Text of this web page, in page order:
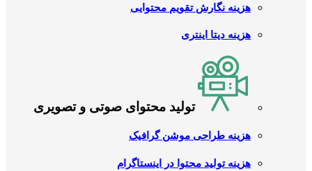
هزینه نگارش تقویم محتوایی
هزینه دیتا اینتری
تولید محتوای صوتی و تصویری
هزینه طراحی موشن گرافیک
هزینه تولید محتوا در اینستاگرام